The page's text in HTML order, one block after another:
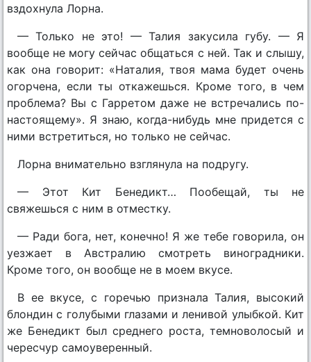
вздохнула Лорна.
— Только не это! — Талия закусила губу. — Я
вообще не могу сейчас общаться с ней. Так и слышу,
как она говорит: «Наталия, твоя мама будет очень
огорчена, если ты откажешься. Кроме того, в чем
проблема? Вы с Гарретом даже не встречались по-
настоящему». Я знаю, когда-нибудь мне придется с
ними встретиться, но только не сейчас.
Лорна внимательно взглянула на подругу.
— Этот Кит Бенедикт… Пообещай, ты не
свяжешься с ним в отместку.
— Ради бога, нет, конечно! Я же тебе говорила, он
уезжает в Австралию смотреть виноградники.
Кроме того, он вообще не в моем вкусе.
В ее вкусе, с горечью признала Талия, высокий
блондин с голубыми глазами и ленивой улыбкой. Кит
же Бенедикт был среднего роста, темноволосый и
чересчур самоуверенный.